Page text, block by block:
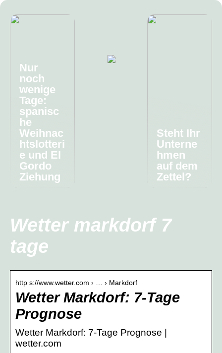
Nur
noch
wenige
Tage:
spanisc
he
Weihnac
htslotteri
e und El
Gordo
Ziehung
Steht Ihr
Unterne
hmen
auf dem
Zettel?
Wetter markdorf 7
tage
http s://www.wetter.com › … › Markdorf
Wetter Markdorf: 7-Tage
Prognose
Wetter Markdorf: 7-Tage Prognose |
wetter.com